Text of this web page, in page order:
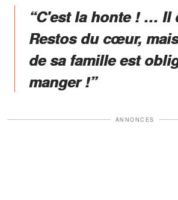
“C'est la honte ! … Il
Restos du cœur,
de sa famille est
manger !”
ANNONCES